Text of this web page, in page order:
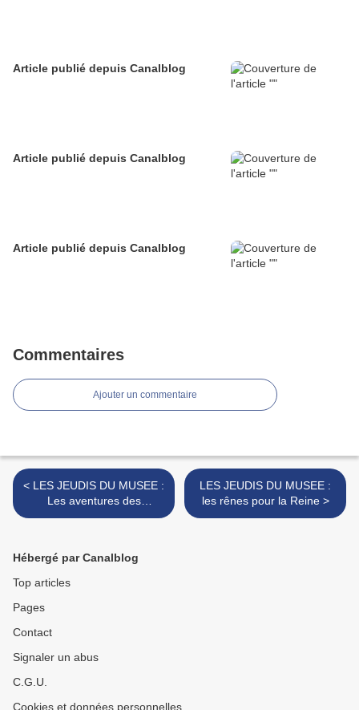
Article publié depuis Canalblog
Article publié depuis Canalblog
Article publié depuis Canalblog
Commentaires
Ajouter un commentaire
< LES JEUDIS DU MUSEE :
Les aventures des
"Chiquillos de José",
LES JEUDIS DU MUSEE :
les rênes pour la Reine >
Hébergé par Canalblog
Top articles
Pages
Contact
Signaler un abus
C.G.U.
Cookies et données personnelles